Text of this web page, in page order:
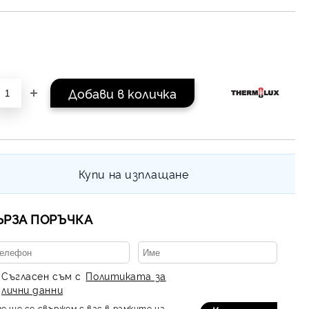
Купи на изплащане
ПОРЪЧКА
Съгласен съм с Политиката за
лични данни